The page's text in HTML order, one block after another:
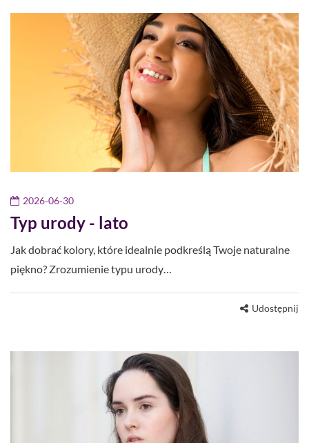
2026-06-30
Typ urody - lato
Jak dobrać kolory, które idealnie podkreślą Twoje naturalne
piękno? Zrozumienie typu urody…
Udostępnij